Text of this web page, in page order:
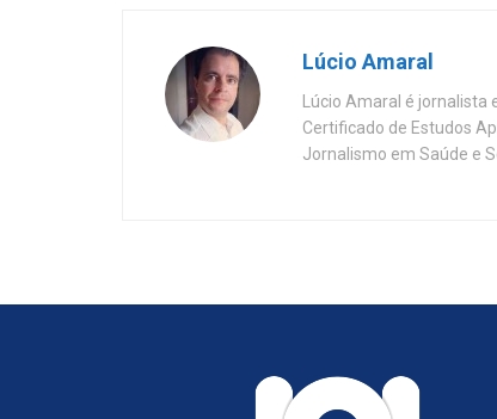
Lúcio Amaral
Lúcio Amaral é
Certificado de Estudos
Jornalismo em Saúde e